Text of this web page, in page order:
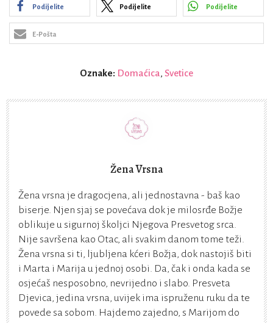
Podijelite Podijelite Podijelite
E-Pošta
Oznake: Domaćica, Svetice
Žena Vrsna
Žena vrsna je dragocjena, ali jednostavna - baš kao
biserje. Njen sjaj se povećava dok je milosrđe Božje
oblikuje u sigurnoj školjci Njegova Presvetog srca.
Nije savršena kao Otac, ali svakim danom tome teži.
Žena vrsna si ti, ljubljena kćeri Božja, dok nastojiš biti
i Marta i Marija u jednoj osobi. Da, čak i onda kada se
osjećaš nesposobno, nevrijedno i slabo. Presveta
Djevica, jedina vrsna, uvijek ima ispruženu ruku da te
povede sa sobom. Hajdemo zajedno, s Marijom do